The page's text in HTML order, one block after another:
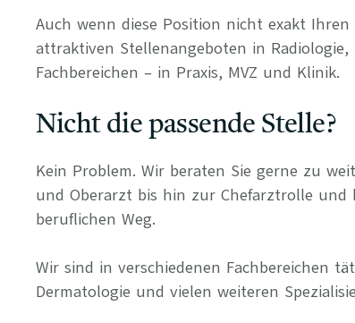
Auch wenn diese Position nicht exakt
attraktiven Stellenangeboten in
Fachbereichen – in Praxis, MVZ und Klinik.
Nicht die passende Stelle?
Kein Problem. Wir beraten Sie gerne zu
und Oberarzt bis hin zur Chefarztrolle und
beruflichen Weg.
Wir sind in verschiedenen Fachbereichen
Dermatologie und vielen weiteren